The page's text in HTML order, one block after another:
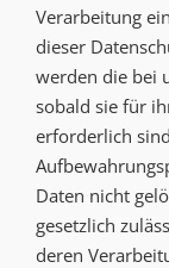
Verarbeitung
dieser
werden die bei
sobald sie für
erforderlich
Daten nicht
gesetzlich
deren